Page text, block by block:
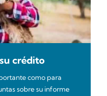
crédito
como para
sobre su informe